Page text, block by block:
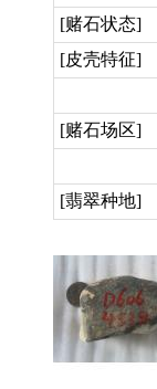
[赌石状态]
[皮壳特征]
[赌石场区]
[翡翠种地]